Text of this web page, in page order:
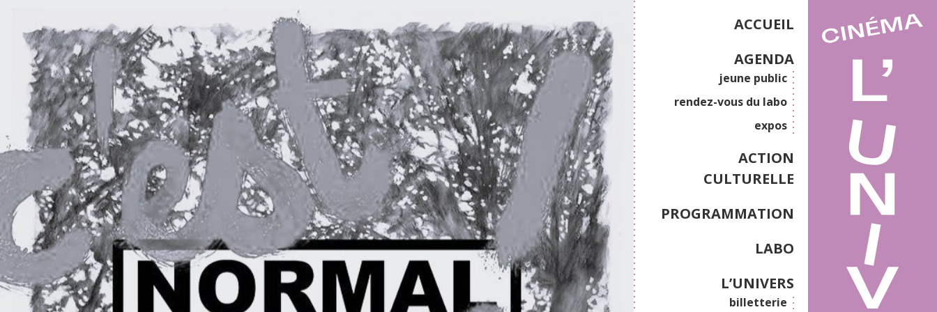
ACCUEIL
AGENDA
jeune public
rendez-vous du labo
expos
ACTION
CULTURELLE
PROGRAMMATION
LABO
L’UNIVERS
billetterie